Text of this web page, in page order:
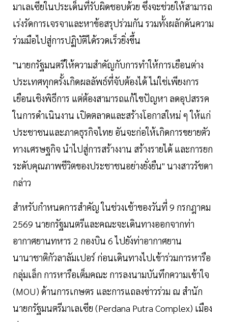
มาเลเซียในประเด็นที่รับผิดชอบด้วย ซึ่งจะช่วยให้สามารถ
เร่งรัดการเจรจาและหาข้อสรุปร่วมกัน รวมทั้งผลักดันความ
ร่วมมือไปสู่การปฏิบัติได้รวดเร็วยิ่งขึ้น
"นายกรัฐมนตรีให้ความสำคัญกับการทำให้การเยือนต่าง
ประเทศทุกครั้งเกิดผลลัพธ์ที่จับต้องได้ ไม่ใช่เพียงการ
เยือนเชิงพิธีการ แต่ต้องสามารถแก้ไขปัญหา ลดอุปสรรค
ในการดำเนินงาน เปิดตลาดและสร้างโอกาสใหม่ ๆ ให้แก่
ประชาชนและภาคธุรกิจไทย อันจะก่อให้เกิดการขยายตัว
ทางเศรษฐกิจ นำไปสู่การสร้างงาน สร้างรายได้ และการยก
ระดับคุณภาพชีวิตของประชาชนอย่างยั่งยืน" นางสาวรัชดา
กล่าว
สำหรับกำหนดการสำคัญ ในช่วงเช้าของวันที่ 9 กรกฎาคม
2569 นายกรัฐมนตรีและคณะจะเดินทางออกจากท่า
อากาศยานทหาร 2 กองบิน 6 ไปยังท่าอากาศยาน
นานาชาติกัวลาลัมเปอร์ ก่อนเดินทางไปเข้าร่วมการหารือ
กลุ่มเล็ก การหารือเต็มคณะ การลงนามบันทึกความเข้าใจ
(MOU) ด้านการเกษตร และการแถลงข่าวร่วม ณ สำนัก
นายกรัฐมนตรีมาเลเซีย (Perdana Putra Complex) เมือง